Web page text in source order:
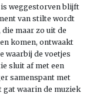
weggestorven blijft
van stilte wordt
maar zo uit de
komen, ontwaakt
waarbij de voetjes
sluit af met een
samenspant met
gat waarin de muziek